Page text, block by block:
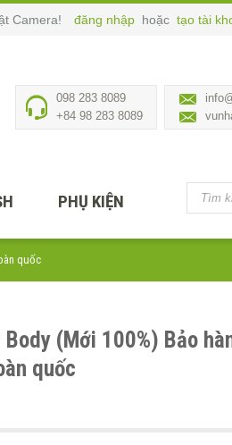
Camera! đăng nhập hoặc tạo tài
098 283 8089
+84 98 283 8089
PHỤ KIỆN
quốc
Body (Mới 100%) Bảo
quốc